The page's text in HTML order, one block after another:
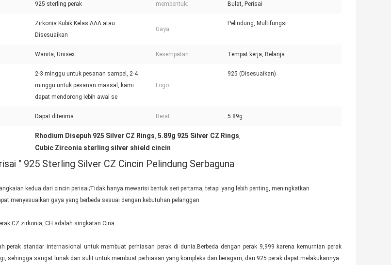
925 sterling perak membentuk: Bulat, Perisai
Zirkonia Kubik Kelas AAA atau
Disesuaikan
Gaya:
Pelindung, Multifungsi
Wanita, Unisex Kesempatan: Tempat kerja, Belanja
2-3 minggu untuk pesanan sampel, 2-4
minggu untuk pesanan massal, kami
dapat mendorong lebih awal se
Logo:
925 (Disesuaikan)
Dapat diterima Berat: 5.89g
Rhodium Disepuh 925 Silver CZ Rings, 5.89g 925 Silver CZ Rings,
Cubic Zirconia sterling silver shield cincin
" 925 Sterling Silver CZ Cincin Pelindung Serbaguna
kedua dari cincin perisai;Tidak hanya mewarisi bentuk seri pertama, tetapi yang lebih penting, meningkatkan
menyesuaikan gaya yang berbeda sesuai dengan kebutuhan pelanggan
CZ zirkonia, CH adalah singkatan Cina.
perak standar internasional untuk membuat perhiasan perak di dunia.Berbeda dengan perak 9,999 karena kemurnian perak
sehingga sangat lunak dan sulit untuk membuat perhiasan yang kompleks dan beragam, dan 925 perak dapat melakukannya.